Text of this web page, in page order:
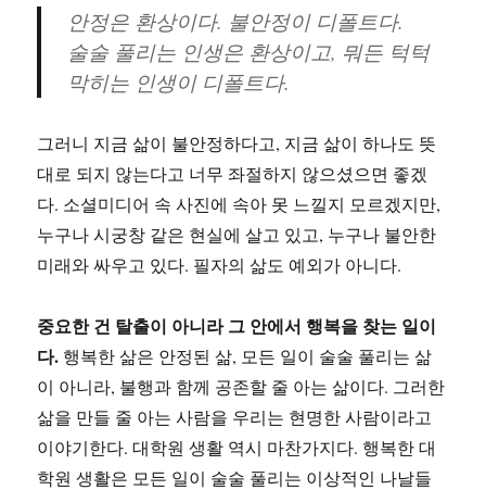
안정은 환상이다. 불안정이 디폴트다.
술술 풀리는 인생은 환상이고, 뭐든 턱턱
막히는 인생이 디폴트다.
그러니 지금 삶이 불안정하다고, 지금 삶이 하나도 뜻
대로 되지 않는다고 너무 좌절하지 않으셨으면 좋겠
다. 소셜미디어 속 사진에 속아 못 느낄지 모르겠지만,
누구나 시궁창 같은 현실에 살고 있고, 누구나 불안한
미래와 싸우고 있다. 필자의 삶도 예외가 아니다.
중요한 건 탈출이 아니라 그 안에서 행복을 찾는 일이
다. 행복한 삶은 안정된 삶, 모든 일이 술술 풀리는 삶
이 아니라, 불행과 함께 공존할 줄 아는 삶이다. 그러한
삶을 만들 줄 아는 사람을 우리는 현명한 사람이라고
이야기한다. 대학원 생활 역시 마찬가지다. 행복한 대
학원 생활은 모든 일이 술술 풀리는 이상적인 나날들